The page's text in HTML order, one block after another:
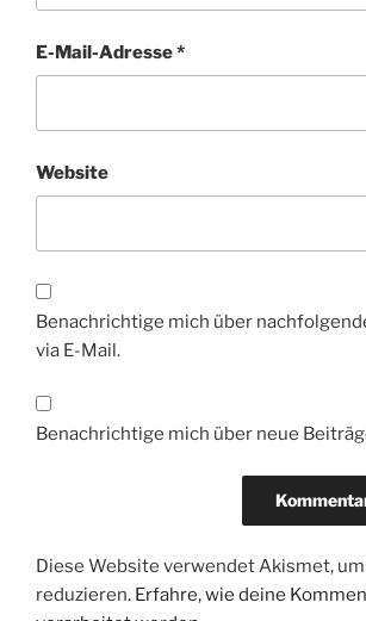
E-Mail-Adresse*
Website
Benachrichtige mich über
via E-Mail.
Benachrichtige mich über neue
Diese Website verwendet Akismet, um
reduzieren. Erfahre, wie deine